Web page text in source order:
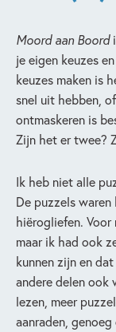
Moord aan Boord
je eigen keuzes
keuzes maken is
snel uit hebben,
ontmaskeren is
Zijn het er twee?
Ik heb niet alle
De puzzels
hiërogliefen. Voor
maar ik had ook
kunnen zijn en
andere delen
lezen, meer
aanraden,